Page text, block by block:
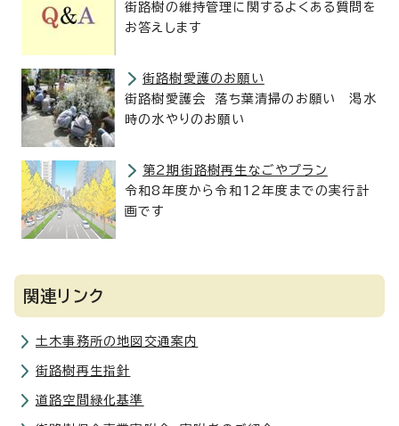
街路樹の維持管理に関するよくある質問を
お答えします
街路樹愛護のお願い
街路樹愛護会 落ち葉清掃のお願い 渇水
時の水やりのお願い
第2期街路樹再生なごやプラン
令和8年度から令和12年度までの実行計
画です
関連リンク
土木事務所の地図交通案内
街路樹再生指針
道路空間緑化基準